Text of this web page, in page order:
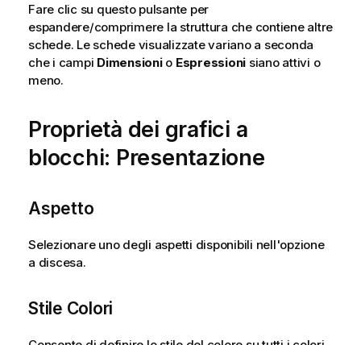
Fare clic su questo pulsante per
espandere/comprimere la struttura che contiene altre
schede. Le schede visualizzate variano a seconda
che i campi Dimensionio Espressioni siano attivi o
meno.
Proprietà dei grafici a
blocchi: Presentazione
Aspetto
Selezionare uno degli aspetti disponibili nell'opzione
a discesa.
Stile Colori